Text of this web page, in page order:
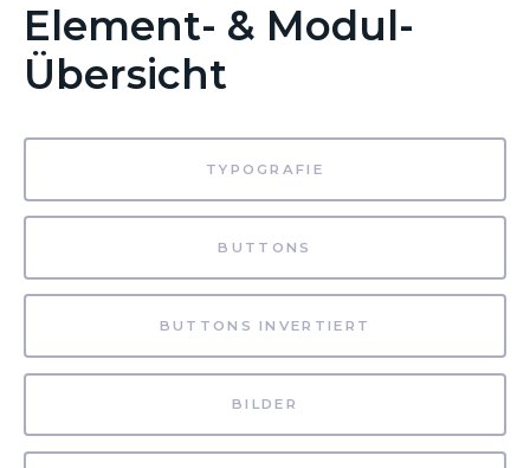
Element- & Modul-
Übersicht
TYPOGRAFIE
BUTTONS
BUTTONS INVERTIERT
BILDER